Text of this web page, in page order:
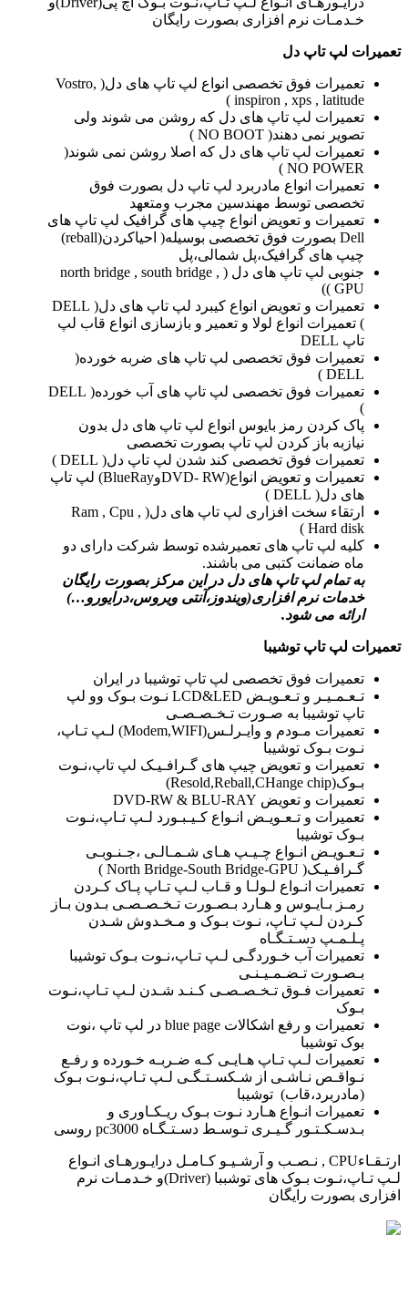
خـدمـات نرم افزاری بصورت رایگان
تعمیرات لپ تاپ دل
تعمیرات فوق تخصصی انواع لپ تاپ های دل( Vostro,
inspiron , xps , latitude )
تعمیرات لپ تاپ های دل که روشن می شوند ولی
تصویر نمی دهند( NO BOOT )
تعمیرات لپ تاپ های دل که اصلا روشن نمی شوند(
NO POWER )
تعمیرات انواع مادربرد لپ تاپ دل بصورت فوق
تخصصی توسط مهندسین مجرب ومتعهد
تعمیرات و تعویض انواع چیپ های گرافیک لپ تاپ های
Dell بصورت فوق تخصصی بوسیله( احیاکردن(reball)
چیپ های گرافیک،پل شمالی،پل
جنوبی لپ تاپ های دل ( north bridge , south bridge ,
GPU ))
تعمیرات و تعویض انواع کیبرد لپ تاپ های دل( DELL
) تعمیرات انواع لولا و تعمیر و بازسازی انواع قاب لپ
تاپ DELL
تعمیرات فوق تخصصی لپ تاپ های ضربه خورده(
DELL )
تعمیرات فوق تخصصی لپ تاپ های آب خورده( DELL
)
پاک کردن رمز بایوس انواع لپ تاپ های دل بدون
نیازبه باز کردن لپ تاپ بصورت تخصصی
تعمیرات فوق تخصصی کند شدن لپ تاپ دل( DELL )
تعمیرات و تعویض انواع(DVD- RWوBlueRay) لپ تاپ
های دل( DELL )
ارتقاء سخت افزاری لپ تاپ های دل( Ram , Cpu ,
Hard disk )
کلیه لپ تاپ های تعمیرشده توسط شرکت دارای دو
ماه ضمانت کتبی می باشند.
به تمام لپ تاپ های دل در این مرکز بصورت رایگان
خدمات نرم افزاری(ویندوز،آنتی ویروس،درایورو…)
ارائه می شود.
تعمیرات لپ تاپ توشیبا
تعمیرات فوق تخصصی لپ تاپ توشیبا در ایران
تـعـمـیـر و تـعـویـض LCD&LED نـوت بـوک وو لپ
تاپ توشیبا به صـورت تـخـصـصـی
تعمیرات مـودم و وایـرلـس(Modem,WIFI) لـپ تـاپ،
نـوت بـوک توشیبا
تعمیرات و تعویض چیپ های گـرافـیـک لپ تاپ،نـوت
بـوک(Resold,Reball,CHange chip)
تعمیرات و تعویض DVD-RW & BLU-RAY
تعمیرات و تـعـویـض انـواع کـیـبـورد لـپ تـاپ،نـوت
بـوک توشیبا
تـعـویـض انـواع چـیـپ هـای شـمـالـی ،جـنـوبـی
گـرافـیـک( North Bridge-South Bridge-GPU )
تعمیرات انـواع لـولـا و قـاب لـپ تـاپ پـاک کـردن
رمـز بـایـوس و هـارد بـصـورت تـخـصـصـی بـدون بـاز
کـردن لـپ تـاپ، نـوت بـوک و مـخـدوش شـدن
پـلـمـپ دسـتـگـاه
تعمیرات آب خـوردگـی لـپ تـاپ،نـوت بـوک توشیبا
بـصـورت تـضـمـیـنـی
تعمیرات فـوق تـخـصـصـی کـنـد شـدن لـپ تـاپ،نـوت
بـوک
تعمیرات و رفع اشکالات blue page در لپ تاپ ،نوت
بوک توشیبا
تعمیرات لـپ تـاپ هـایـی کـه ضـربـه خـورده و رفـع
نـواقـص نـاشـی از شـکسـتـگـی لـپ تـاپ،نـوت بـوک
(مادربرد،قاب) توشیبا
تعمیرات انـواع هـارد نـوت بـوک ریـکـاوری و
بـدسـکـتـور گـیـری تـوسـط دسـتـگـاه pc3000 روسی
ارتـقـاءCPU , نـصـب و آرشـیـو کـامـل درایـورهـای انـواع
لـپ تـاپ،نـوت بـوک های توشببا (Driver)و خـدمـات نرم
افزاری بصورت رایگان